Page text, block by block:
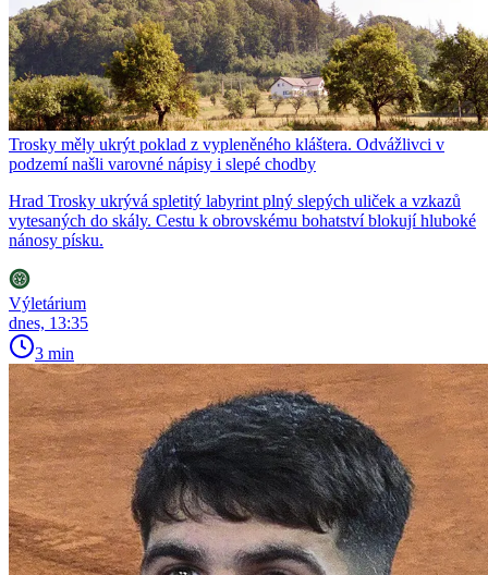
Trosky měly ukrýt poklad z vypleněného kláštera. Odvážlivci v
podzemí našli varovné nápisy i slepé chodby
Hrad Trosky ukrývá spletitý labyrint plný slepých uliček a vzkazů
vytesaných do skály. Cestu k obrovskému bohatství blokují hluboké
nánosy písku.
Výletárium
dnes, 13:35
3 min